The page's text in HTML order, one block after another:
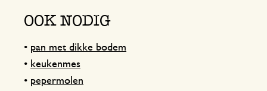
OOK NODIG
• pan met dikke bodem
• keukenmes
• pepermolen